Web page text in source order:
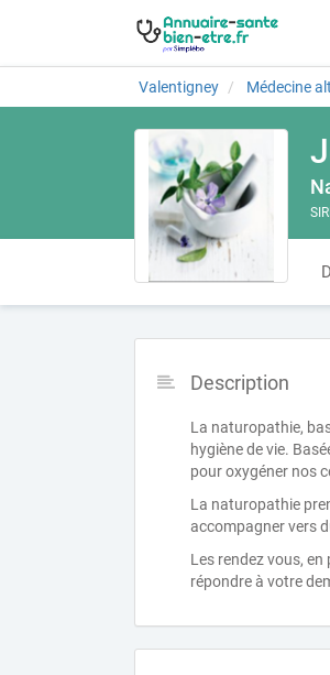
Valentigney Médecine
Description
La naturopathie,
hygiène de vie.
pour oxygéner nos
La naturopathie
accompagner vers
Les rendez vous,
répondre à votre